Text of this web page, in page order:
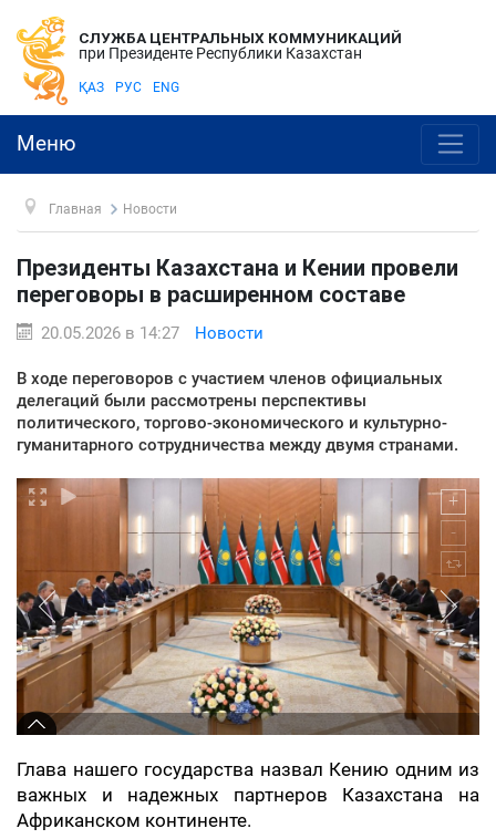
СЛУЖБА ЦЕНТРАЛЬНЫХ КОММУНИКАЦИЙ
при Президенте Республики Казахстан
ҚАЗ РУС ENG
Меню
Главная Новости
Президенты Казахстана и Кении провели
переговоры в расширенном составе
20.05.2026 в 14:27 Новости
В ходе переговоров с участием членов официальных
делегаций были рассмотрены перспективы
политического, торгово-экономического и культурно-
гуманитарного сотрудничества между двумя странами.
Глава нашего государства назвал Кению одним из
важных и надежных партнеров Казахстана на
Африканском континенте.